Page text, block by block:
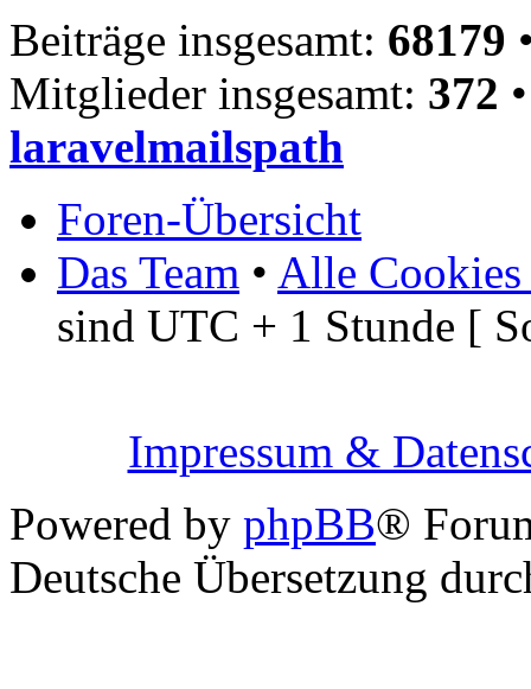
Beiträge insgesamt: 68179
Mitglieder insgesamt: 372
laravelmailspath
Foren-Übersicht
Das Team • Alle Cookies
sind UTC + 1 Stunde [
Impressum &
Powered by phpBB®
Deutsche Übersetzung